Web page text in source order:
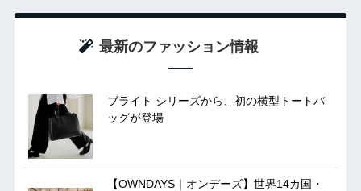
最新のファッション情報
ブライト シリーズから、初の横型トートバ
ッグが登場
【OWNDAYS｜オンデーズ】世界14カ国・